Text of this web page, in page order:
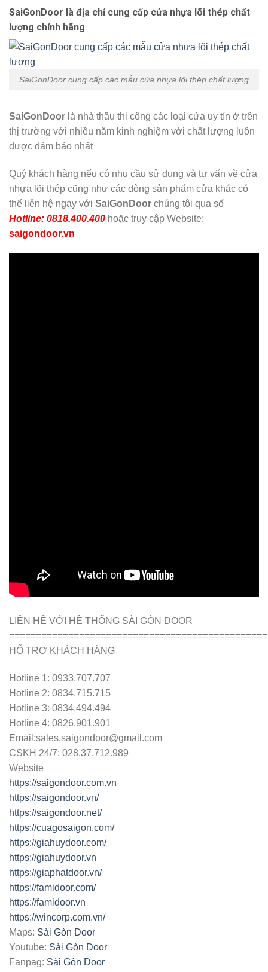
SaiGonDoor là địa chỉ cung cấp cửa nhựa lõi thép chất
lượng chính hãng
SaiGonDoor cung cấp các mẫu cửa nhựa lõi thép chất lượng
SaiGonDoor là nhà thầu thi công các loại cửa uy tín ở trên
thị trường với nhiều năm kinh nghiệm với chất lượng luôn
được đảm bảo nhất
Quý khách hàng nếu có nhu cầu sử dụng và tư vấn về cửa
nhựa lõi thép cũng như các dòng sản phẩm cửa khác có
thể liên hệ ngay với SaiGonDoor chúng tôi qua số
Hotline: 0818.400.400 hoặc truy cập Website:
saigondoor.vn
LIÊN HỆ VỚI HỆ THỐNG SÀI GÒN DOOR
================================================
HỖ TRỢ KHÁCH HÀNG
Hotline 1: 0933.707.707
Hotline 2: 0834.715.715
Hotline 3: 0834.494.494
Hotline 4: 0826.901.901
Email:sales.saigondoor@gmail.com
CSKH 24/7: 028.37.712.989
Website
https://saigondoor.com.vn
https://saigondoor.vn/
https://saigondoor.net/
https://cuagosaigon.com/
https://giahuydoor.com/
https://giahuydoor.vn
https://giaphatdoor.vn/
https://famidoor.com/
https://famidoor.vn
https://wincorp.com.vn/
Maps: Sài Gòn Door
Youtube: Sài Gòn Door
Fanpag: Sài Gòn Door